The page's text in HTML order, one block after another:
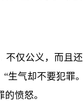
不仅公义，而且
“生气却不要犯罪
愤怒。